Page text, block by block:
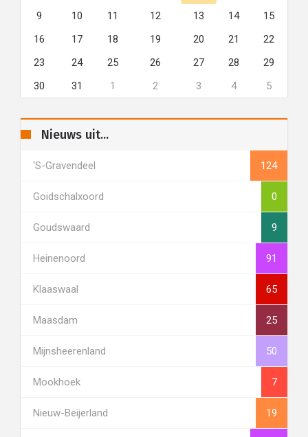
9
10 11 12 13 14
15
16
17 18 19 20 21
22
23
24 25 26 27 28
29
30
31 1 2 3 4 5
Nieuws uit...
's-Gravendeel 124
Goidschalxoord 0
Goudswaard 9
Heinenoord 91
Klaaswaal 65
Maasdam 25
Mijnsheerenland 50
Mookhoek 7
Nieuw-Beijerland 19